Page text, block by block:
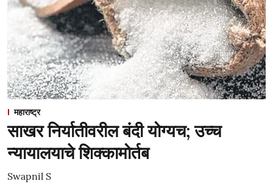
महाराष्ट्र
साखर निर्यातीवरील बंदी योग्यच; उच्च
न्यायालयाचे शिक्कामोर्तब
Swapnil S